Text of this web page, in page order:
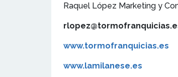
Raquel López Marketing y
www.tormofranquicias.es
www.lamilanese.es